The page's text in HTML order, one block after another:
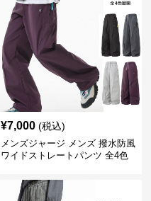
¥7,000 (税込)
メンズジャージ メンズ 撥水防風
ワイドストレートパンツ 全4色